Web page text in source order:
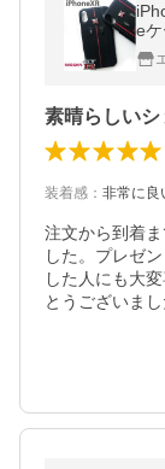
eケ
ラ
素晴らしいシ
装着感 ： 非常に良
注文から到着
した。プレゼ
した人にも大
とうございま